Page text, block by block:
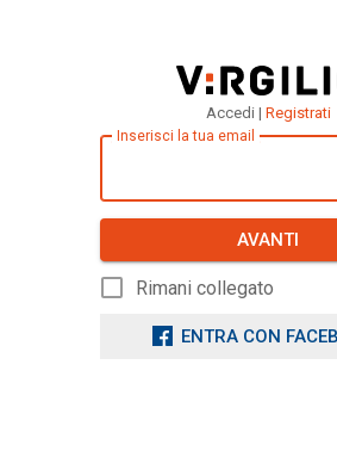
Accedi | Registrati
Inserisci la tua email
AVANTI
Rimani collegato
ENTRA CON